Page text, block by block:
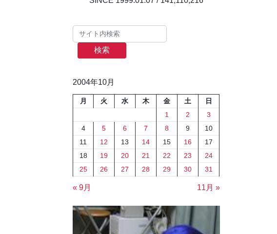
検索
2004年10月
月 火 水 木 金 土
日
1
2
3
4
5 6 7 8 9
10
11
12 13 14 15 16
17
18
19 20 21 22 23
24
25
26 27 28 29 30 31
« 9月 11月 »